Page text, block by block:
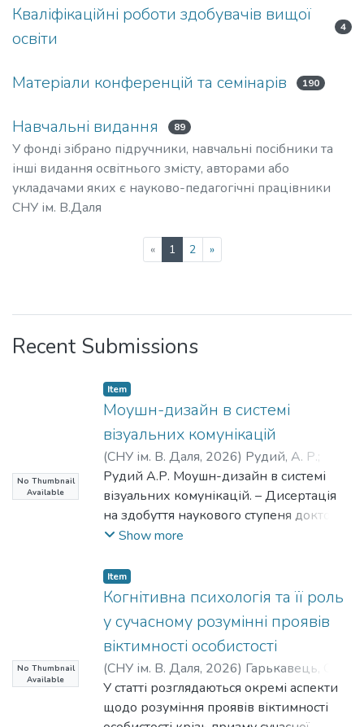
Кваліфікаційні роботи здобувачів вищої
освіти
4
Матеріали конференцій та семінарів 190
Навчальні видання 89
У фонді зібрано підручники, навчальні посібники та
інші видання освітнього змісту, авторами або
укладачами яких є науково-педагогічні працівники
СНУ ім. В.Даля
« 1(current)
2 »
Recent Submissions
No Thumbnail
Available
Item
Моушн-дизайн в системі
візуальних комунікацій
(СНУ ім. В. Даля, 2026) Рудий, А. Р.;
Rudy, A.
Рудий А.Р. Моушн-дизайн в системі
візуальних комунікацій. – Дисертація
на здобуття наукового ступеня доктора
філософії за спеціальністю 034 –
національний університет імені
Володимира Даля (Київ). – 2026.
Дисертаційне дослідження присвячене
розгляду інформаційно-
комунікативних аспектів
функціонування моушн-дизайну в
системі візуальної культури ХХ століття.
На межі ХХ-го – ХХІ-го століття
Show more
No Thumbnail
Available
Item
Когнітивна психологія та її роль
у сучасному розумінні проявів
віктимності особистості
(СНУ ім. В. Даля, 2026) Гарькавець, С. О.
Волченко, Л. П.
У статті розглядаються окремі аспекти
щодо розуміння проявів віктимності